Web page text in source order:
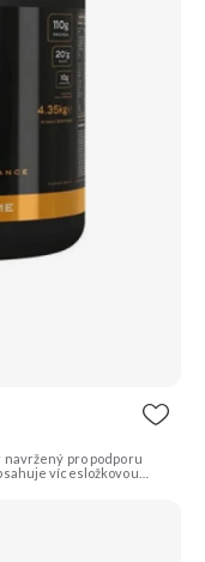
pro podporu
vícesložkovou